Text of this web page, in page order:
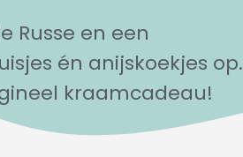
Russe en een
én anijskoekjes op.
kraamcadeau!